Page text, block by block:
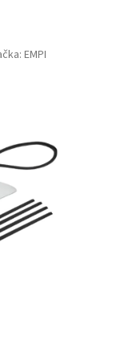
EMPI